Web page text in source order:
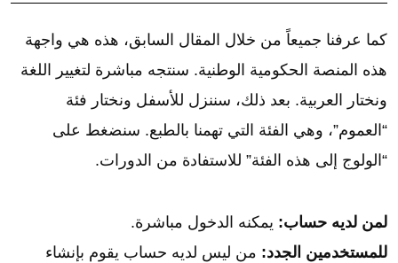
كما عرفنا جميعاً من خلال المقال السابق، هذه هي واجهة
هذه المنصة الحكومية الوطنية. سنتجه مباشرة لتغيير اللغة
ونختار العربية. بعد ذلك، سننزل للأسفل ونختار فئة
“العموم”، وهي الفئة التي تهمنا بالطبع. سنضغط على
“الولوج إلى هذه الفئة” للاستفادة من الدورات.
لمن لديه حساب: يمكنه الدخول مباشرة.
للمستخدمين الجدد: من ليس لديه حساب يقوم بإنشاء